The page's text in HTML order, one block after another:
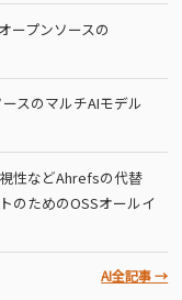
ープンソースの
スのマルチAIモデル
性などAhrefsの代替
のためのOSSオールイ
AI全記事 →